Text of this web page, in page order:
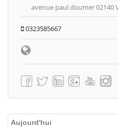
avenue paul doumer 02140
0323585667
Aujourd'hui